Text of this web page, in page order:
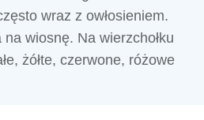
wraz z owłosieniem.
wiosnę. Na wierzchołku
żółte, czerwone, różowe